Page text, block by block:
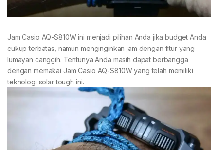
Jam Casio AQ-S810W ini menjadi pilihan Anda jika budget Anda
cukup terbatas, namun menginginkan jam dengan fitur yang
lumayan canggih. Tentunya Anda masih dapat berbangga
dengan memakai Jam Casio AQ-S810W yang telah memiliki
teknologi solar tough ini.